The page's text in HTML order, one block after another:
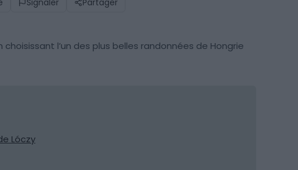
Signaler Partager
l’un des plus belles randonnées de Hongrie
Lóczy